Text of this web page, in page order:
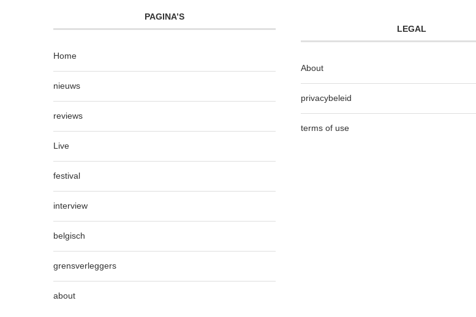
PAGINA’S
Home
nieuws
reviews
Live
festival
interview
belgisch
grensverleggers
about
LEGAL
About
privacybeleid
terms of use